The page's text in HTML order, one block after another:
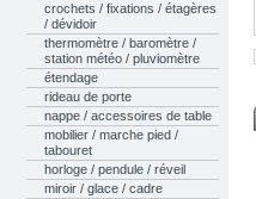
crochets / fixations / étagères
/ dévidoir
thermomètre / baromètre /
station météo / pluviomètre
étendage
rideau de porte
nappe / accessoires de table
mobilier / marche pied /
tabouret
horloge / pendule / réveil
miroir / glace / cadre